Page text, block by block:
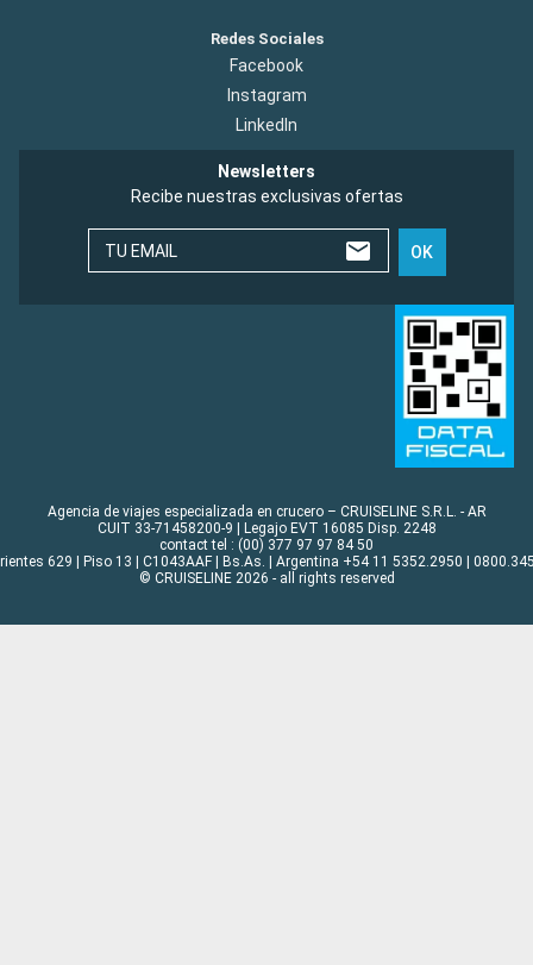
Redes Sociales
Facebook
Instagram
LinkedIn
Newsletters
Recibe nuestras exclusivas ofertas
TU EMAIL OK
Agencia de viajes especializada en crucero – CRUISELINE S.R.L. - AR
CUIT 33-71458200-9 | Legajo EVT 16085 Disp. 2248
contact tel : (00) 377 97 97 84 50
629 | Piso 13 | C1043AAF | Bs.As. | Argentina +54 11 5352.2950 |
© CRUISELINE 2026 - all rights reserved